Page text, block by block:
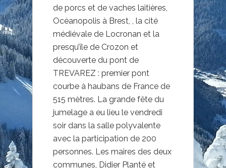
de porcs et de vaches laitières,
Océanopolis à Brest, , la cité
médiévale de Locronan et la
presqu’île de Crozon et
découverte du pont de
TREVAREZ : premier pont
courbe à haubans de France de
515 mètres. La grande fête du
jumelage a eu lieu le vendredi
soir dans la salle polyvalente
avec la participation de 200
personnes. Les maires des deux
communes, Didier Planté et